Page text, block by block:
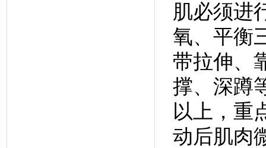
肌必须进
氧、平衡
带拉伸、
撑、深蹲
以上，重
动后肌肉